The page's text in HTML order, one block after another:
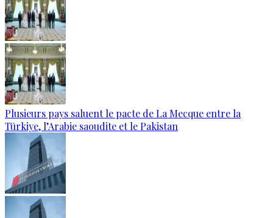
Plusieurs pays saluent le pacte de La Mecque entre la
Türkiye, l’Arabie saoudite et le Pakistan